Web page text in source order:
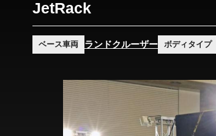
JetRack
ベース車両 ランドクルーザー ボディタイプ